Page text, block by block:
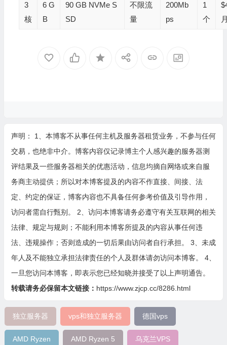
3
核
6 G
B
90 GB NVMe S
SD
不限流
量
200Mb
ps
1
个
声明： 1、本博客不从事任何主机及服务器租赁业务，不参与任何
交易，也绝非中介。博客内容仅记录博主个人感兴趣的服务器测
评结果及一些服务器相关的优惠活动，信息均摘自网络或来自服
务商主动提供；所以对本博客提及的内容不作直接、间接、法
定、约定的保证，博客内容也不具备任何参考价值及引导作用，
访问者需自行甄别。 2、访问本博客请务必遵守有关互联网的相关
法律、规定与规则；不能利用本博客所提及的内容从事任何违
法、违规操作；否则造成的一切后果由访问者自行承担。 3、未成
年人及不能独立承担法律责任的个人及群体请勿访问本博客。 4、
一旦您访问本博客，即表示您已经知晓并接受了以上声明通告。
转载请务必保留本文链接： https://www.zjcp.cc/8286.html
独立服务器 vps和独立服务器 德国vps
AMD Ryzen AMD Ryzen 5 乌克兰VPS